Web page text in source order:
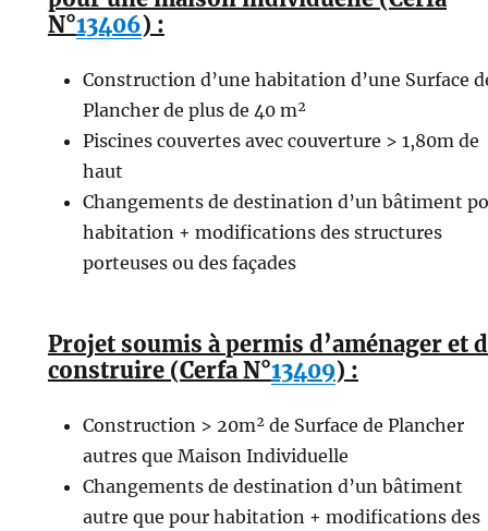
N°13406) :
Construction d’une habitation d’une Surface
Plancher de plus de 40 m²
Piscines couvertes avec couverture > 1,80m de
haut
Changements de destination d’un bâtiment
habitation + modifications des structures
porteuses ou des façades
Projet soumis à permis d’aménager et
construire (Cerfa N°13409) :
Construction > 20m² de Surface de Plancher
autres que Maison Individuelle
Changements de destination d’un bâtiment
autre que pour habitation + modifications des